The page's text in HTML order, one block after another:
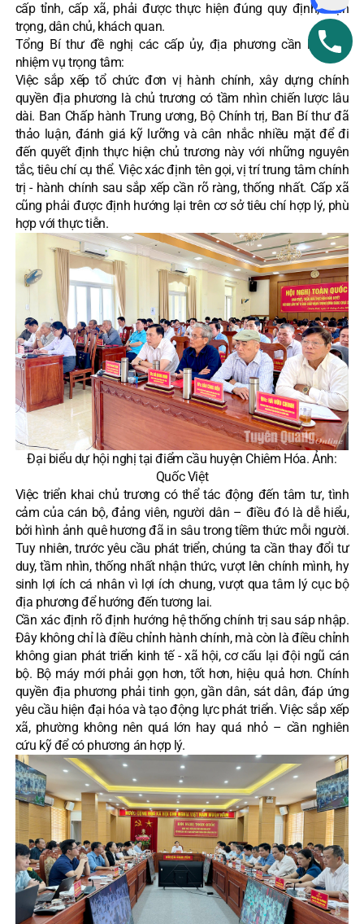
cấp tỉnh, cấp xã, phải được thực hiện đúng quy định, thận
trọng, dân chủ, khách quan.
Tổng Bí thư đề nghị các cấp ủy, địa phương cần lưu ý 4
nhiệm vụ trọng tâm:
Việc sắp xếp tổ chức đơn vị hành chính, xây dựng chính
quyền địa phương là chủ trương có tầm nhìn chiến lược lâu
dài. Ban Chấp hành Trung ương, Bộ Chính trị, Ban Bí thư đã
thảo luận, đánh giá kỹ lưỡng và cân nhắc nhiều mặt để đi
đến quyết định thực hiện chủ trương này với những nguyên
tắc, tiêu chí cụ thể. Việc xác định tên gọi, vị trí trung tâm chính
trị - hành chính sau sắp xếp cần rõ ràng, thống nhất. Cấp xã
cũng phải được định hướng lại trên cơ sở tiêu chí hợp lý, phù
hợp với thực tiễn.
Đại biểu dự hội nghị tại điểm cầu huyện Chiêm Hóa. Ảnh:
Quốc Việt
Việc triển khai chủ trương có thể tác động đến tâm tư, tình
cảm của cán bộ, đảng viên, người dân – điều đó là dễ hiểu,
bởi hình ảnh quê hương đã in sâu trong tiềm thức mỗi người.
Tuy nhiên, trước yêu cầu phát triển, chúng ta cần thay đổi tư
duy, tầm nhìn, thống nhất nhận thức, vượt lên chính mình, hy
sinh lợi ích cá nhân vì lợi ích chung, vượt qua tâm lý cục bộ
địa phương để hướng đến tương lai.
Cần xác định rõ định hướng hệ thống chính trị sau sáp nhập.
Đây không chỉ là điều chỉnh hành chính, mà còn là điều chỉnh
không gian phát triển kinh tế - xã hội, cơ cấu lại đội ngũ cán
bộ. Bộ máy mới phải gọn hơn, tốt hơn, hiệu quả hơn. Chính
quyền địa phương phải tinh gọn, gần dân, sát dân, đáp ứng
yêu cầu hiện đại hóa và tạo động lực phát triển. Việc sắp xếp
xã, phường không nên quá lớn hay quá nhỏ – cần nghiên
cứu kỹ để có phương án hợp lý.